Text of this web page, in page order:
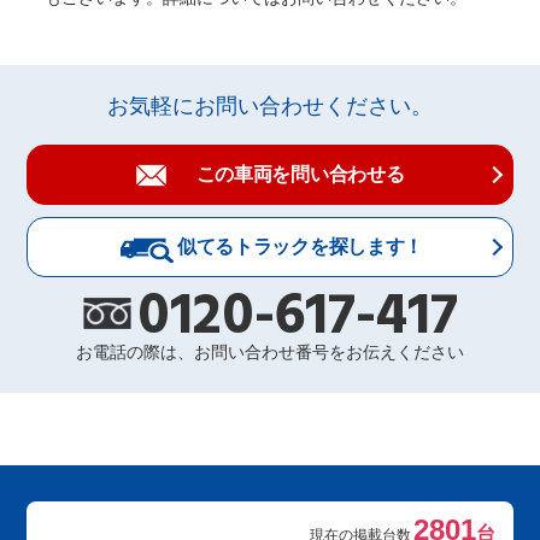
お気軽にお問い合わせください。
この車両を問い合わせる
似てるトラックを探します！
0120-617-417
お電話の際は、お問い合わせ番号をお伝えください
現在の掲載台数2801台